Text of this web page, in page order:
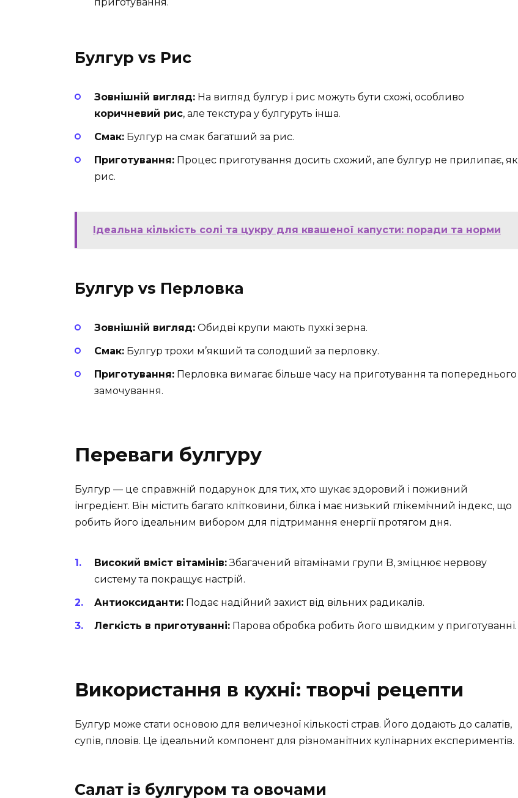
Булгур vs Рис
Зовнішній вигляд: На вигляд булгур і рис можуть бути схожі, особливо
коричневий рис, але текстура у булгуруть інша.
Смак: Булгур на смак багатший за рис.
Приготування: Процес приготування досить схожий, але булгур не прилипає, як
рис.
Ідеальна кількість солі та цукру для квашеної капусти: поради та норми
Булгур vs Перловка
Зовнішній вигляд: Обидві крупи мають пухкі зерна.
Смак: Булгур трохи м’якший та солодший за перловку.
Приготування: Перловка вимагає більше часу на приготування та попереднього
замочування.
Переваги булгуру
Булгур — це справжній подарунок для тих, хто шукає здоровий і поживний
інгредієнт. Він містить багато клітковини, білка і має низький глікемічний індекс, що
робить його ідеальним вибором для підтримання енергії протягом дня.
Високий вміст вітамінів:Збагачений вітамінами групи B, зміцнює нервову
систему та покращує настрій.
Антиоксиданти: Подає надійний захист від вільних радикалів.
Легкість в приготуванні: Парова обробка робить його швидким у приготуванні.
Використання в кухні: творчі рецепти
Булгур може стати основою для величезної кількості страв. Його додають до салатів,
супів, пловів. Це ідеальний компонент для різноманітних кулінарних експериментів.
Салат із булгуром та овочами